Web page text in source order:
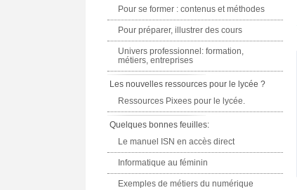
Pour se former : contenus et méthodes
Pour préparer, illustrer des cours
Univers professionnel: formation,
métiers, entreprises
Les nouvelles ressources pour le lycée ?
Ressources Pixees pour le lycée.
Quelques bonnes feuilles:
Le manuel ISN en accès direct
Informatique au féminin
Exemples de métiers du numérique